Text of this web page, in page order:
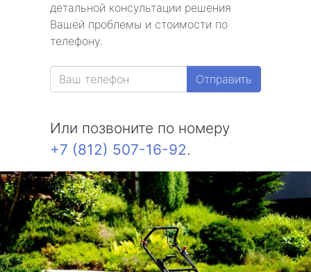
детальной консультации решения
Вашей проблемы и стоимости по
телефону.
Отправить
Или позвоните по номеру
+7 (812) 507-16-92.